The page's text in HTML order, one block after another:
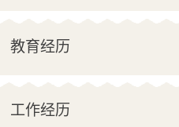
教育经历
工作经历